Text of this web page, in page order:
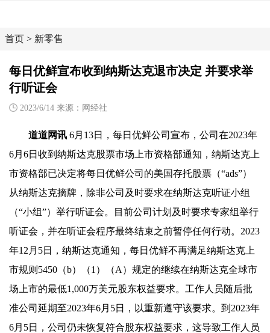
首页 > 新零售
每日优鲜宣布收到纳斯达克退市决定 并要求举
行听证会
2023/6/14 来源：网经社
道道网讯 6月13日，每日优鲜公司宣布，公司在2023年
6月6日收到纳斯达克股票市场上市资格部通知，纳斯达克上
市资格部已决定将每日优鲜公司的美国存托股票（“ads”）
从纳斯达克摘牌，除非公司及时要求在纳斯达克听证小组
（“小组”）举行听证会。目前公司计划及时要求专家组举行
听证会，并在听证会程序最终结束之前暂停任何行动。2023
年12月5日，纳斯达克通知，每日优鲜不再满足纳斯达克上
市规则5450（b）（1）（A）规定的继续在纳斯达克全球市
场上市的最低1,000万美元股东权益要求。工作人员随后批
准公司延期至2023年6月5日，以重新遵守该要求。到2023年
6月5日，公司仍未恢复符合股东权益要求，这导致工作人员